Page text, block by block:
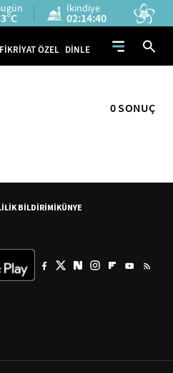
İkindiye
02:14:40
FİKRİYAT ÖZEL DİNLE
0 SONUÇ
BİLDİRİMİKÜNYE